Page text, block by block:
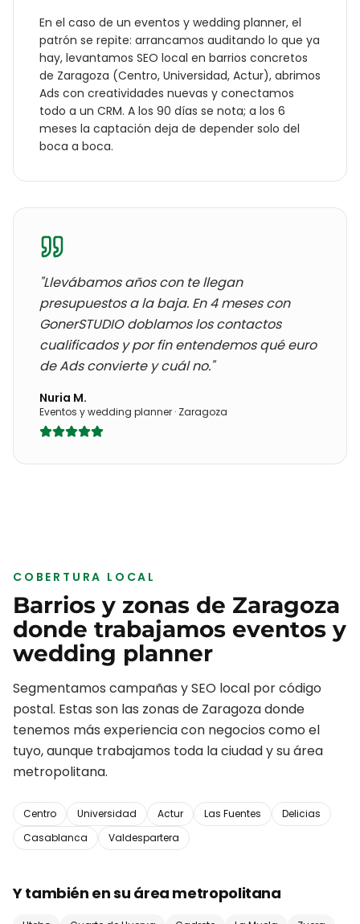
En el caso de un eventos y wedding planner, el
patrón se repite: arrancamos auditando lo que ya
hay, levantamos SEO local en barrios concretos
de Zaragoza (Centro, Universidad, Actur), abrimos
Ads con creatividades nuevas y conectamos
todo a un CRM. A los 90 días se nota; a los 6
meses la captación deja de depender solo del
boca a boca.
"Llevábamos años con te llegan
presupuestos a la baja. En 4 meses con
GonerSTUDIO doblamos los contactos
cualificados y por fin entendemos qué euro
de Ads convierte y cuál no."
Nuria M.
Eventos y wedding planner · Zaragoza
COBERTURA LOCAL
Barrios y zonas de Zaragoza
donde trabajamos eventos y
wedding planner
Segmentamos campañas y SEO local por código
postal. Estas son las zonas de Zaragozadonde
tenemos más experiencia con negocios como el
tuyo, aunque trabajamos toda la ciudad y su área
metropolitana.
Centro Universidad Actur Las Fuentes
Delicias
Casablanca
Valdespartera
Y también en su área metropolitana